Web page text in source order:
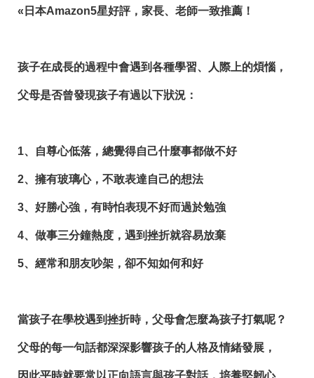
« 日本Amazon5星好評，家長、老師一致推薦！
孩子在成長的過程中會遇到各種學習、人際上的煩惱，
父母是否曾發現孩子有過以下狀況：
1、自尊心低落，總覺得自己什麼事都做不好
2、擁有玻璃心，不敢表達自己的想法
3、好勝心強，有時怕表現不好而過於勉強
4、做事三分鐘熱度，遇到挫折就容易放棄
5、經常和朋友吵架，卻不知如何和好
當孩子在學校遇到挫折時，父母會怎麼為孩子打氣呢？
父母的每一句話都深深影響孩子的人格及情緒發展，
因此平時就要常以正向語言與孩子對話，培養堅韌心